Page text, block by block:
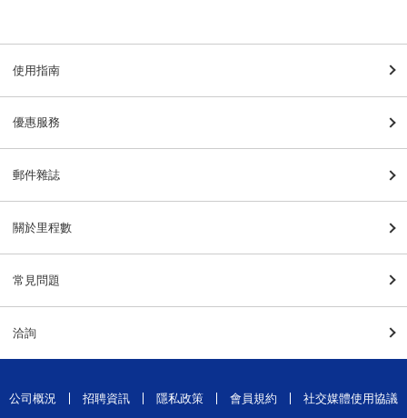
使用指南
優惠服務
郵件雜誌
關於里程數
常見問題
洽詢
公司概況 招聘資訊 隱私政策 會員規約 社交媒體使用協議